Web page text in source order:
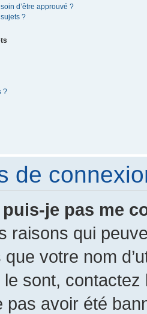
d’être approuvé ?
?
?
de
je pas me
raisons qui
votre nom
le sont,
pas avoir été